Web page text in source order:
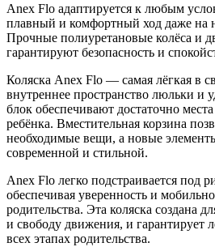
Anex Flo адаптируется к любым
плавный и комфортный ход даже на
Прочные полиуретановые колёса и
гарантируют безопасность и
Коляска Anex Flo — самая лёгкая в
внутреннее пространство люльки и
блок обеспечивают достаточно
ребёнка. Вместительная корзина
необходимые вещи, а новые
современной и стильной.
Anex Flo легко подстраивается под
обеспечивая уверенность и
родительства. Эта коляска создана
и свободу движения, и гарантирует
всех этапах родительства.